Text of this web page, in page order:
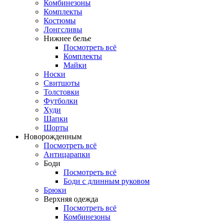
Комбинезоны
Комплекты
Костюмы
Лонгсливы
Нижнее белье
Посмотреть всё
Комплекты
Майки
Носки
Свитшоты
Толстовки
Футболки
Худи
Шапки
Шорты
Новорожденным
Посмотреть всё
Антицарапки
Боди
Посмотреть всё
Боди с длинным руковом
Брюки
Верхняя одежда
Посмотреть всё
Комбинезоны